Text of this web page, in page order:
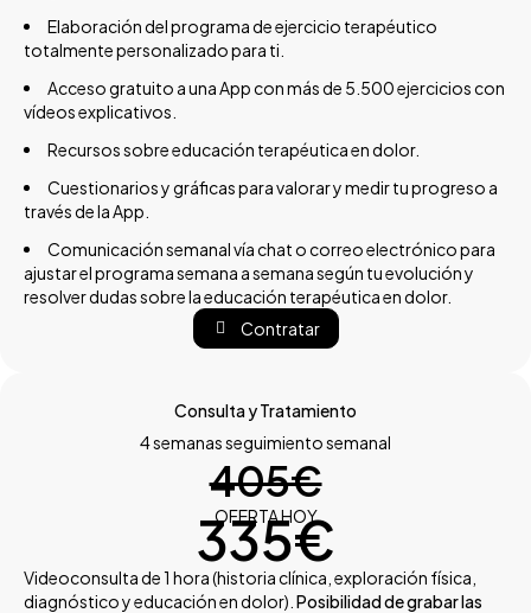
Elaboración del programa de ejercicio terapéutico
totalmente personalizado para ti.
Acceso gratuito a una App con más de 5.500 ejercicios con
vídeos explicativos.
Recursos sobre educación terapéutica en dolor.
Cuestionarios y gráficas para valorar y medir tu progreso a
través de la App.
Comunicación semanal vía chat o correo electrónico para
ajustar el programa semana a semana según tu evolución y
resolver dudas sobre la educación terapéutica en dolor.
Contratar
Consulta y Tratamiento
4 semanas seguimiento semanal
405€
OFERTA HOY
335€
Videoconsulta de 1 hora (historia clínica, exploración física,
diagnóstico y educación en dolor). Posibilidad de grabar las